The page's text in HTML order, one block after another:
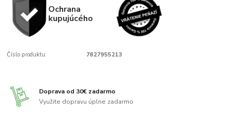
Ochrana
kupujúcého
Číslo produktu: 7827955213
Doprava od 30€ zadarmo
Využite dopravu úplne zadarmo